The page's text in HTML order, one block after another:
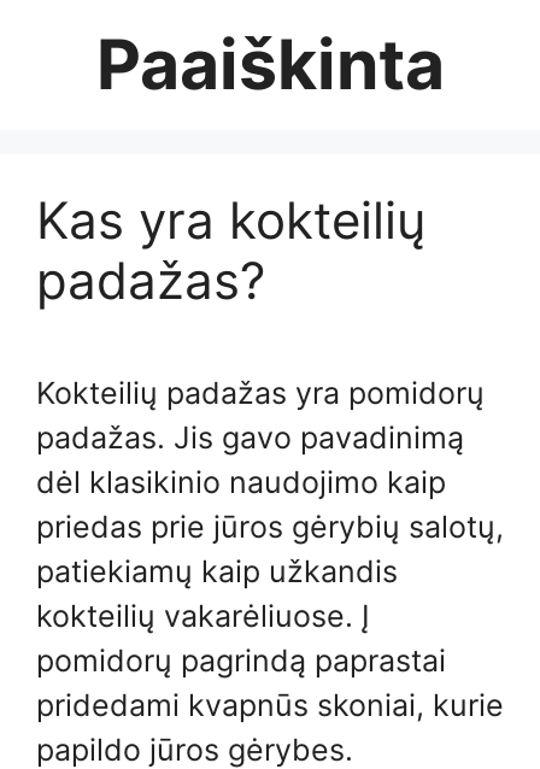
Paaiškinta
Kas yra kokteilių
padažas?
Kokteilių padažas yra pomidorų
padažas. Jis gavo pavadinimą
dėl klasikinio naudojimo kaip
priedas prie jūros gėrybių salotų,
patiekiamų kaip užkandis
kokteilių vakarėliuose. Į
pomidorų pagrindą paprastai
pridedami kvapnūs skoniai, kurie
papildo jūros gėrybes.